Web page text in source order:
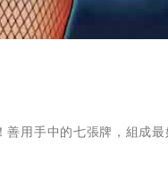
用手中的七張牌，組成最